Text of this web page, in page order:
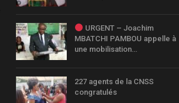
URGENT – Joachim
MBATCHI PAMBOU appelle à
une mobilisation…
227 agents de la CNSS
congratulés